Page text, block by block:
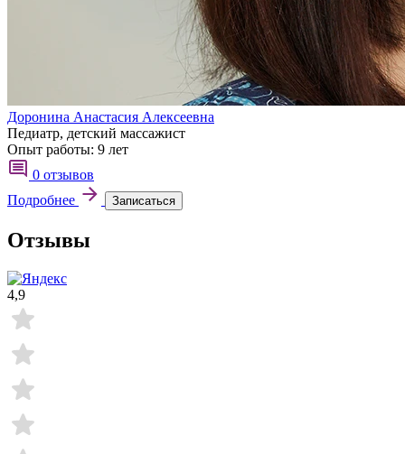
Доронина Анастасия Алексеевна
Педиатр, детский массажист
Опыт работы: 9 лет
0 отзывов
Подробнее
Записаться
Отзывы
4,9